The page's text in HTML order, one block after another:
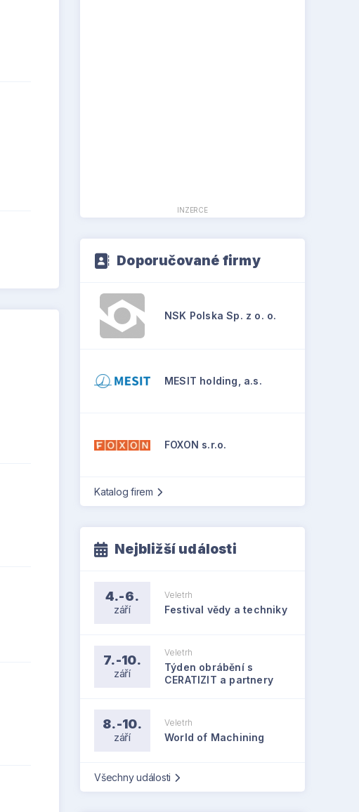
INZERCE
Doporučované firmy
NSK Polska Sp. z o. o.
MESIT holding, a.s.
FOXON s.r.o.
Katalog firem
Nejbližší události
4.-6.
září
Veletrh
Festival vědy a techniky
7.-10.
září
Veletrh
Týden obrábění s
CERATIZIT a partnery
8.-10.
září
Veletrh
World of Machining
Všechny události